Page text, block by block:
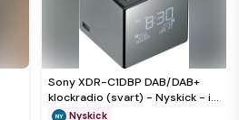
Sony XDR-C1DBP DAB/DAB+
klockradio (svart) - Nyskick - i
originalförpackning
Nyskick